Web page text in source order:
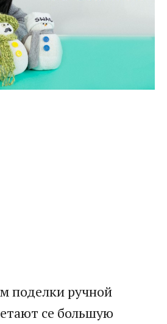
поделки ручной
се большую